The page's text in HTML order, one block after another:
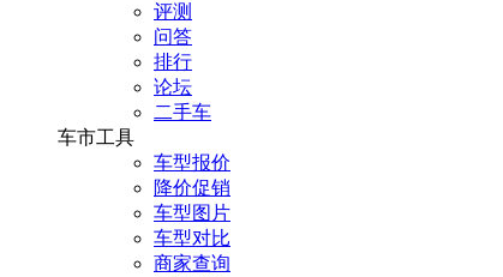
评测
问答
排行
论坛
二手车
车市工具
车型报价
降价促销
车型图片
车型对比
商家查询